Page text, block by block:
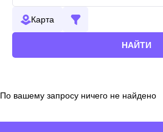
Карта
НАЙТИ
По вашему запросу ничего не найдено